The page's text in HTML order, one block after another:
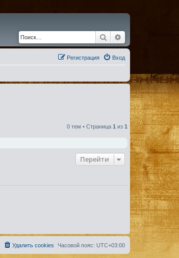
Поиск
Вход
Регистрация
0 тем • Страница 1 из 1
Перейти
Часовой пояс: UTC+03:00
Удалить cookies